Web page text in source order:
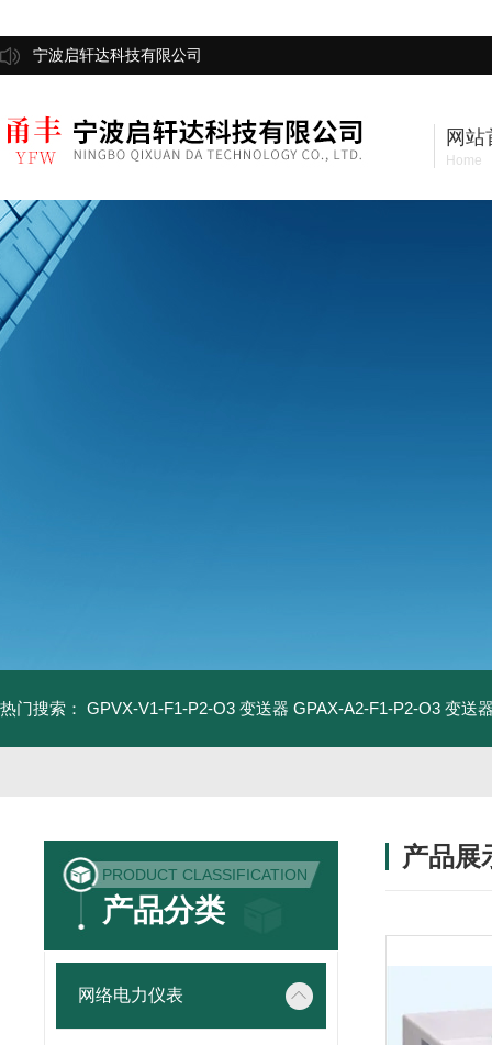
宁波启轩达科技有限公司
网站
Home
热门搜索： GPVX-V1-F1-P2-O3 变送器 GPAX-A2-F1-P2-O3 变送
PRODUCT CLASSIFICATION
产品分类
网络电力仪表
产品展